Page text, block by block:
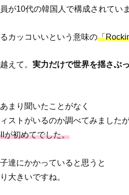
が10代の韓国人で構成されていま
カッコいいという意味の「
えて。 実力だけで世界を揺さぶ
まり聞いたことがなく
ストがいるのか調べてみました
が初めてでした。
達にかかっていると思うと
大きいですね。